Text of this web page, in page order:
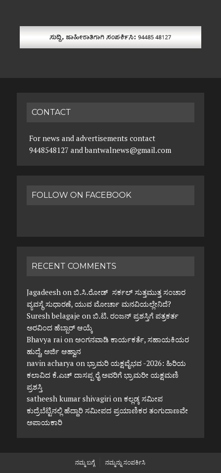
CONTACT
For news and advertisements contact
9448548127 and bantwalnews@gmail.com
FOLLOW ON FACEBOOK
RECENT COMMENTS
Jagadeeshon ಬಿ.ಸಿ.ರೋಡ್ ಸರ್ಕಲ್ ಸುತ್ತಮುತ್ತ ಸಂಚಾರ
ವ್ಯವಸ್ಥೆ ಸುಧಾರಣೆ, ಯುವ ಮೋರ್ಚಾ ಮನವಿಯಲ್ಲೇನಿದೆ?
Suresh belagaje on ಬಿ.ಟಿ. ರಂಜನ್ ಪ್ರಶಸ್ತಿಗೆ ಪತ್ರಕರ್ತ
ಅರವಿಂದ ಹೆಬ್ಬಾರ್ ಆಯ್ಕೆ
Bhavya raion ಅಂಗನವಾಡಿ ಕಾರ್ಯಕರ್ತೆ, ಸಹಾಯಕಿಯರ
ಹುದ್ದೆ, ಅರ್ಜಿ ಆಹ್ವಾನ
navin acharya on ಭ್ರಾಮರಿ ಯಕ್ಷವೈಭವ -2026: ಹಿರಿಯ
ಕಲಾವಿದ ಕೆ.ಎಚ್ ದಾಸಪ್ಪ ರೈ ಅವರಿಗೆ ಭ್ರಾಮರೀ ಯಕ್ಷಮಣಿ
ಪ್ರಶಸ್ತಿ
satheesh kumar shivagirion ಕಲ್ಲಡ್ಕ ಸಮೀಪ
ಕುದ್ರೆಬೆಟ್ಟಿನಲ್ಲಿ ಹೆದ್ದಾರಿ ಸಮೀಪದ ಪ್ರಯಾಣಿಕರ ತಂಗುದಾಣವೇ
ಅಪಾಯಕಾರಿ
ನಮ್ಮ ಬಗ್ಗೆ ನಮ್ಮನ್ನು ಸಂಪರ್ಕಿಸಿ